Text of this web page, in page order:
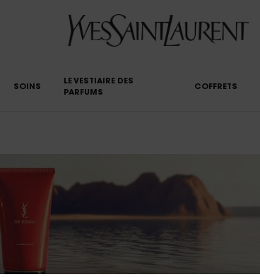
SOINS
LE VESTIAIRE DES
PARFUMS
COFFRETS